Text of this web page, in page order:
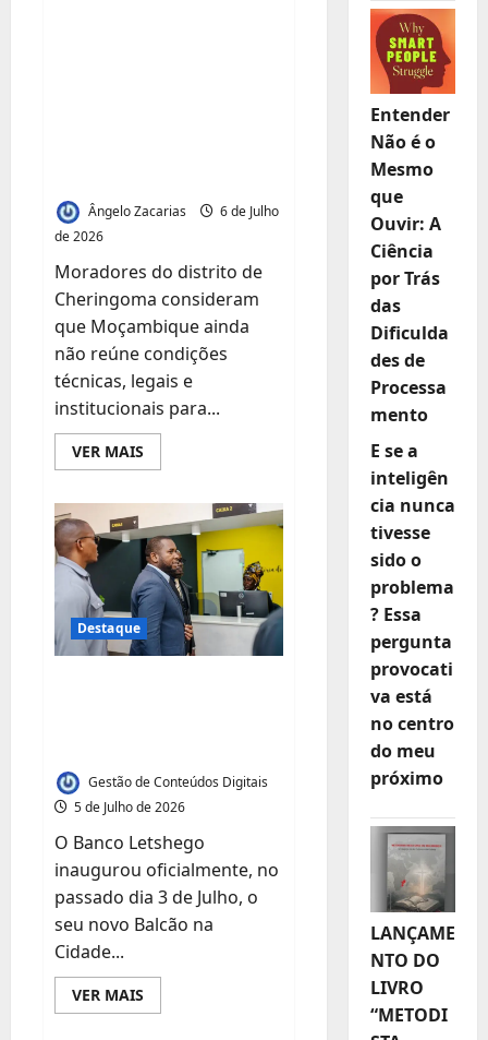
Ângelo Zacarias
6 de Julho
de 2026
Moradores do distrito de
Cheringoma consideram
que Moçambique ainda
não reúne condições
técnicas, legais e
institucionais para...
VER MAIS
mais
Inhamitanga
rejeita
voto
electrónico
e
defende
reforma
gradual
da
Destaque
Gestão de Conteúdos Digitais
5 de Julho de 2026
O Banco Letshego
inaugurou oficialmente, no
passado dia 3 de Julho, o
seu novo Balcão na
Cidade...
VER MAIS
mais
Entender
Não é o
Mesmo
que
Ouvir: A
Ciência
por Trás
das
Dificulda
des de
Processa
mento
E se a
inteligên
cia nunca
tivesse
sido o
problema
? Essa
pergunta
provocati
va está
no centro
do meu
próximo
LANÇAME
NTO DO
LIVRO
“METODI